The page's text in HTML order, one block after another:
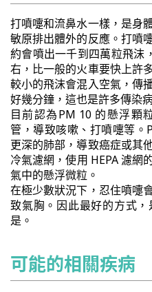
打噴嚏和流鼻水一樣，是身
敏原排出體外的反應。打噴
約會噴出一千到四萬粒飛沫
右，比一般的火車要快上許
較小的飛沫會混入空氣，傳
好幾分鐘，這也是許多傳染
目前認為PM 10 的懸浮顆
管，導致咳嗽、打噴嚏等。
更深的肺部，導致癌症或其
冷氣濾網，使用 HEPA 濾網
氣中的懸浮微粒。
在極少數狀況下，忍住噴嚏
致氣胸。因此最好的方式
是。
可能的相關疾病